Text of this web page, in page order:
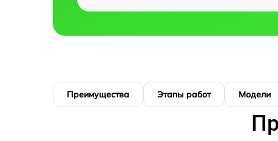
Преимущества Этапы работ Модели